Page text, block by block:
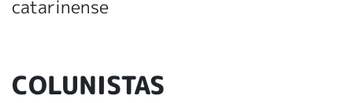
catarinense
COLUNISTAS